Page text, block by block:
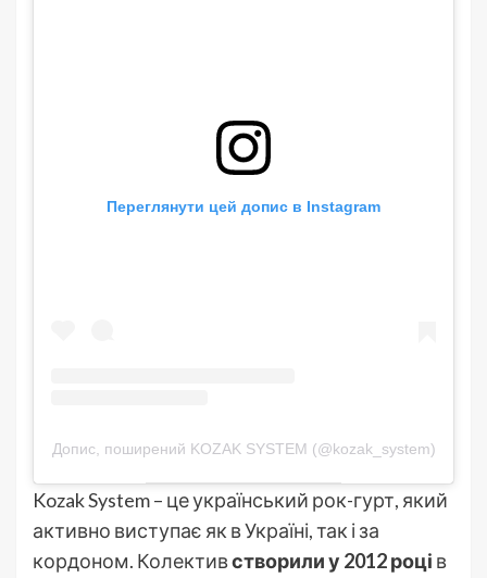
Переглянути цей допис в Instagram
Допис, поширений KOZAK SYSTEM (@kozak_system)
Kozak System – це український рок-гурт, який
активно виступає як в Україні, так і за
кордоном. Колективстворили у 2012 році в